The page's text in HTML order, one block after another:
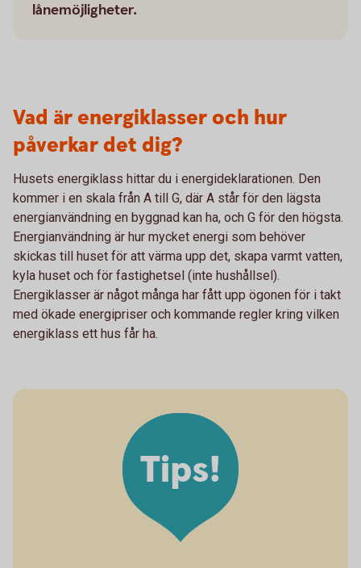
lånemöjligheter.
Vad är energiklasser och hur
påverkar det dig?
Husets energiklass hittar du i energideklarationen. Den
kommer i en skala från A till G, där A står för den lägsta
energianvändning en byggnad kan ha, och G för den högsta.
Energianvändning är hur mycket energi som behöver
skickas till huset för att värma upp det, skapa varmt vatten,
kyla huset och för fastighetsel (inte hushållsel).
Energiklasser är något många har fått upp ögonen för i takt
med ökade energipriser och kommande regler kring vilken
energiklass ett hus får ha.
Tips!